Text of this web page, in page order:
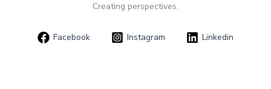
Creating perspectives.
Facebook Instagram Linkedin